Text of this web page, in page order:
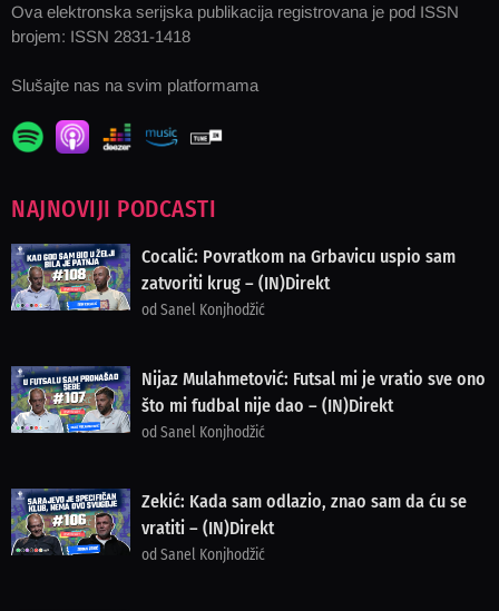
Ova elektronska serijska publikacija registrovana je pod ISSN
brojem: ISSN 2831-1418
Slušajte nas na svim platformama
NAJNOVIJI PODCASTI
Cocalić: Povratkom na Grbavicu uspio sam
zatvoriti krug – (IN)Direkt
od Sanel Konjhodžić
Nijaz Mulahmetović: Futsal mi je vratio sve ono
što mi fudbal nije dao – (IN)Direkt
od Sanel Konjhodžić
Zekić: Kada sam odlazio, znao sam da ću se
vratiti – (IN)Direkt
od Sanel Konjhodžić